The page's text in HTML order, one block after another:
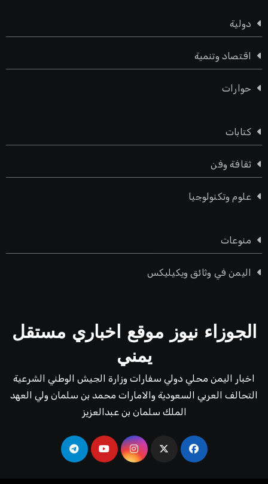
دولية
اقتصاد وتنمية
حوارات
كتابات
ثقافة وفن
علوم وتكنولوجيا
منوعات
اليمن في وثائق ويكيليكس
الجوزاء نيوز موقع اخباري مستقل
يمني
اخبار اليمن محلي دولي سفارات وزارة الجيش الوطني الشرعية
التحالف العربي السعودية والامارات محمد بن سلمان ولي العهد
الملك سلمان بن عبدالعزيز